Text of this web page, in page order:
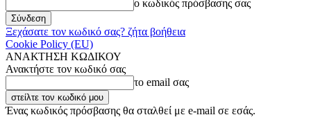
ο κωδικός πρόσβασης σας
Ξεχάσατε τον κωδικό σας? ζήτα βοήθεια
Cookie Policy (EU)
ΑΝΑΚΤΗΣΗ ΚΩΔΙΚΟΥ
Ανακτήστε τον κωδικό σας
το email σας
Ένας κωδικός πρόσβασης θα σταλθεί με e-mail σε εσάς.